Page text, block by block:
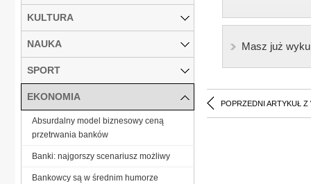
Masz już
POPRZEDNI ARTYKUŁ Z
KULTURA
NAUKA
SPORT
EKONOMIA
Absurdalny model biznesowy ceną
przetrwania banków
Banki: najgorszy scenariusz możliwy
Bankowcy są w średnim humorze